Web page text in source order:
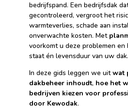
bedrijfspand. Een bedrijfsdak
gecontroleerd, vergroot het
warmteverlies, schade aan
onverwachte kosten. Met
voorkomt u deze problemen en
staat én levensduur van uw dak.
In deze gids leggen we uitwat
dakbeheer inhoudt, hoe het
bedrijven kiezen voor
door Kewodak.